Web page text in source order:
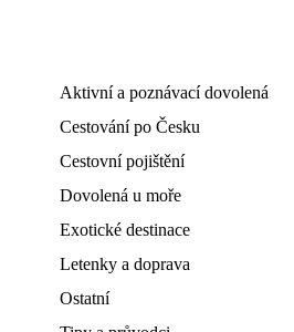
Aktivní a poznávací dovolená
Cestování po Česku
Cestovní pojištění
Dovolená u moře
Exotické destinace
Letenky a doprava
Ostatní